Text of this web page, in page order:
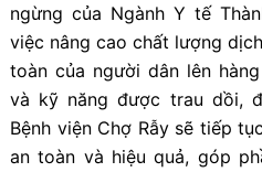
ngừng của Ngành Y tế
việc nâng cao chất lượng
toàn của người dân lên
và kỹ năng được trau dồi,
Bệnh viện Chợ Rẫy sẽ tiếp
an toàn và hiệu quả, góp